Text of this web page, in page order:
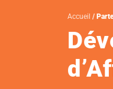
Accueil